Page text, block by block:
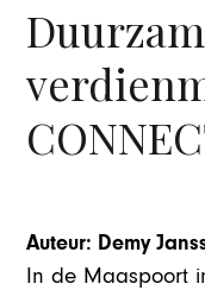
Auteur: Demy
In de Maaspoort